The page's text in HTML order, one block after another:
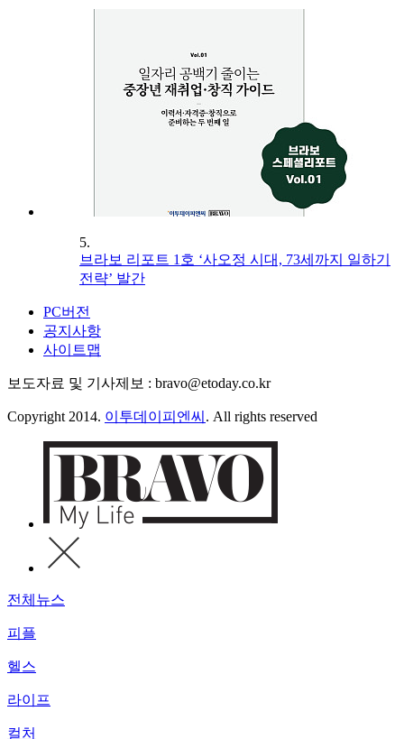
5.
브라보 리포트 1호 ‘사오정 시대, 73세까지 일하기
전략’ 발간
PC버전
공지사항
사이트맵
보도자료 및 기사제보 : bravo@etoday.co.kr
Copyright 2014. 이투데이피엔씨 . All rights reserved
전체뉴스
피플
헬스
라이프
컬처